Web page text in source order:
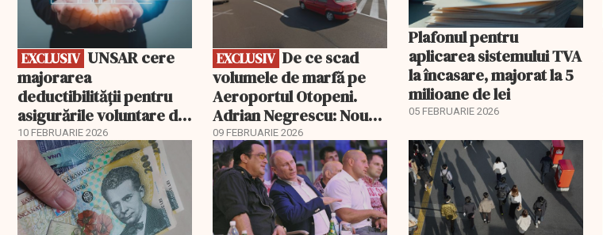
EXCLUSIV
majorarea
deductibilității pentru
asigurările voluntare de
sănătate
10 FEBRUARIE 2026
EXCLUSIV De ce scad
volumele de marfă pe
Aeroportul Otopeni.
Adrian Negrescu: Nou
exemplu de politică
fiscală cu efecte limitate
09 FEBRUARIE 2026
Plafonul pentru
aplicarea sistemului TVA
la încasare, majorat la 5
milioane de lei
05 FEBRUARIE 2026